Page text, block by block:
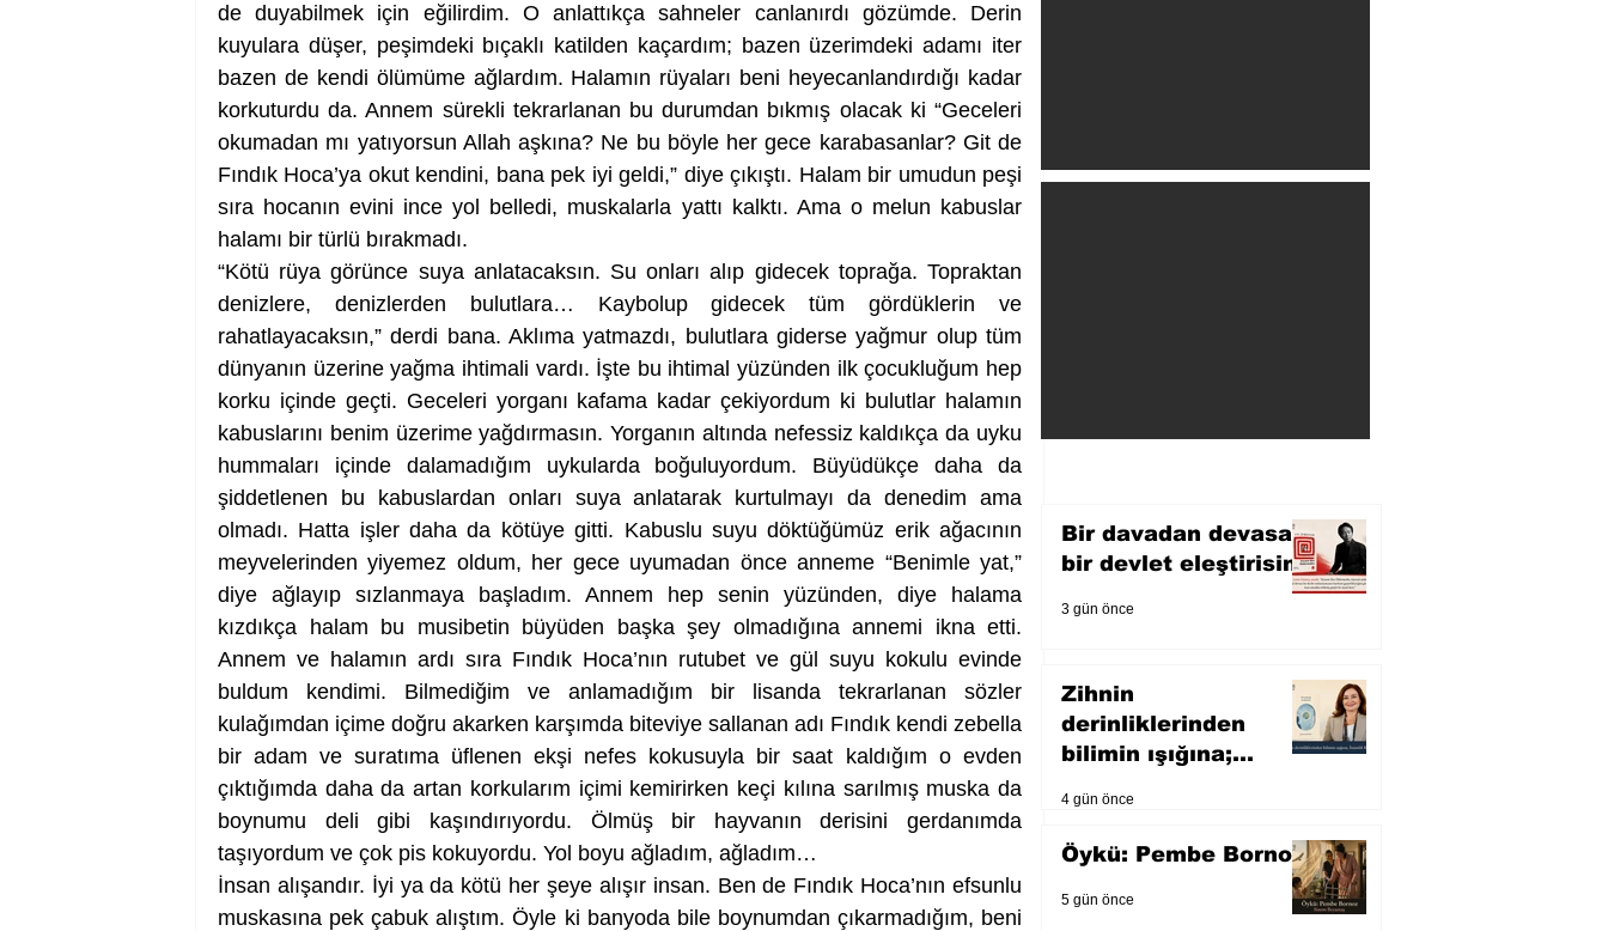
de duyabilmek için eğilirdim. O anlattıkça sahneler canlanırdı gözümde. Derin
kuyulara düşer, peşimdeki bıçaklı katilden kaçardım; bazen üzerimdeki adamı iter
bazen de kendi ölümüme ağlardım. Halamın rüyaları beni heyecanlandırdığı kadar
korkuturdu da. Annem sürekli tekrarlanan bu durumdan bıkmış olacak ki “Geceleri
okumadan mı yatıyorsun Allah aşkına? Ne bu böyle her gece karabasanlar? Git de
Fındık Hoca’ya okut kendini, bana pek iyi geldi,” diye çıkıştı. Halam bir umudun peşi
sıra hocanın evini ince yol belledi, muskalarla yattı kalktı. Ama o melun kabuslar
halamı bir türlü bırakmadı.
“Kötü rüya görünce suya anlatacaksın. Su onları alıp gidecek toprağa. Topraktan
denizlere, denizlerden bulutlara… Kaybolup gidecek tüm gördüklerin ve
rahatlayacaksın,” derdi bana. Aklıma yatmazdı, bulutlara giderse yağmur olup tüm
dünyanın üzerine yağma ihtimali vardı. İşte bu ihtimal yüzünden ilk çocukluğum hep
korku içinde geçti. Geceleri yorganı kafama kadar çekiyordum ki bulutlar halamın
kabuslarını benim üzerime yağdırmasın. Yorganın altında nefessiz kaldıkça da uyku
hummaları içinde dalamadığım uykularda boğuluyordum. Büyüdükçe daha da
şiddetlenen bu kabuslardan onları suya anlatarak kurtulmayı da denedim ama
olmadı. Hatta işler daha da kötüye gitti. Kabuslu suyu döktüğümüz erik ağacının
meyvelerinden yiyemez oldum, her gece uyumadan önce anneme “Benimle yat,”
diye ağlayıp sızlanmaya başladım. Annem hep senin yüzünden, diye halama
kızdıkça halam bu musibetin büyüden başka şey olmadığına annemi ikna etti.
Annem ve halamın ardı sıra Fındık Hoca’nın rutubet ve gül suyu kokulu evinde
buldum kendimi. Bilmediğim ve anlamadığım bir lisanda tekrarlanan sözler
kulağımdan içime doğru akarken karşımda biteviye sallanan adı Fındık kendi zebella
bir adam ve suratıma üflenen ekşi nefes kokusuyla bir saat kaldığım o evden
çıktığımda daha da artan korkularım içimi kemirirken keçi kılına sarılmış muska da
boynumu deli gibi kaşındırıyordu. Ölmüş bir hayvanın derisini gerdanımda
taşıyordum ve çok pis kokuyordu. Yol boyu ağladım, ağladım…
İnsan alışandır. İyi ya da kötü her şeye alışır insan. Ben de Fındık Hoca’nın efsunlu
muskasına pek çabuk alıştım. Öyle ki banyoda bile boynumdan çıkarmadığım, beni
Bir davadan devasa
bir devlet eleştirisine
3 gün önce
Zihnin
derinliklerinden
bilimin ışığına;
4 gün önce
Öykü: Pembe Bornoz
5 gün önce